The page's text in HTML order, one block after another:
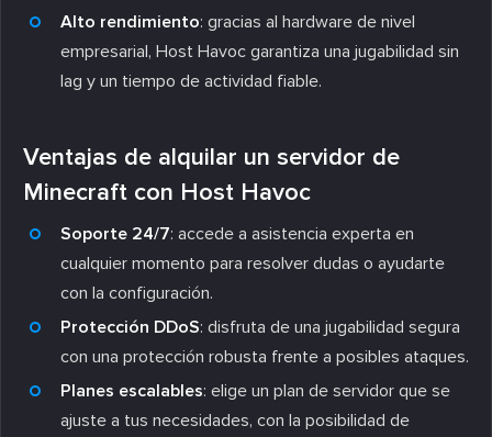
Alto rendimiento: gracias al hardware de nivel
empresarial, Host Havoc garantiza una jugabilidad sin
lag y un tiempo de actividad fiable.
Ventajas de alquilar un servidor de
Minecraft con Host Havoc
Soporte 24/7: accede a asistencia experta en
cualquier momento para resolver dudas o ayudarte
con la configuración.
Protección DDoS: disfruta de una jugabilidad segura
con una protección robusta frente a posibles ataques.
Planes escalables: elige un plan de servidor que se
ajuste a tus necesidades, con la posibilidad de